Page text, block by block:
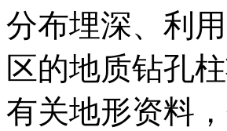
分布埋深、利
区的地质钻孔
有关地形资料